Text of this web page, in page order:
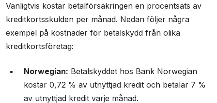
Vanligtvis kostar betalförsäkringen en procentsats av
kreditkortsskulden per månad. Nedan följer några
exempel på kostnader för betalskydd från olika
kreditkortsföretag:
Norwegian: Betalskyddet hos Bank Norwegian
kostar 0,72 % av utnyttjad kredit och betalar 7 %
av utnyttjad kredit varje månad.